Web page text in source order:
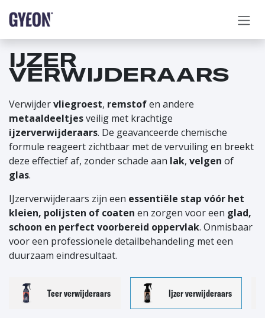
IJZER
VERWIJDERAARS
Verwijdervliegroest, remstofen andere
metaaldeeltjesveilig met krachtige
ijzerverwijderaars. De geavanceerde chemische
formule reageert zichtbaar met de vervuiling en breekt
deze effectief af, zonder schade aan lak, velgen of
glas.
IJzerverwijderaars zijn een essentiële stap vóór het
kleien, polijsten of coaten en zorgen voor een glad,
schoon en perfect voorbereid oppervlak. Onmisbaar
voor een professionele detailbehandeling met een
duurzaam eindresultaat.
Teer verwijderaars Ijzer verwijderaars